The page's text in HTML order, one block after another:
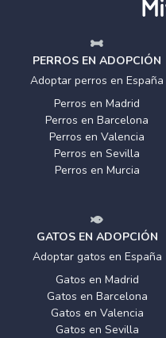
PERROS EN ADOPCIÓN
Adoptar perros en España
Perros en Madrid
Perros en Barcelona
Perros en Valencia
Perros en Sevilla
Perros en Murcia
GATOS EN ADOPCIÓN
Adoptar gatos en España
Gatos en Madrid
Gatos en Barcelona
Gatos en Valencia
Gatos en Sevilla